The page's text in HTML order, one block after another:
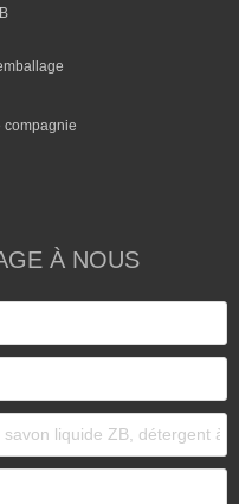
compagnie
À NOUS